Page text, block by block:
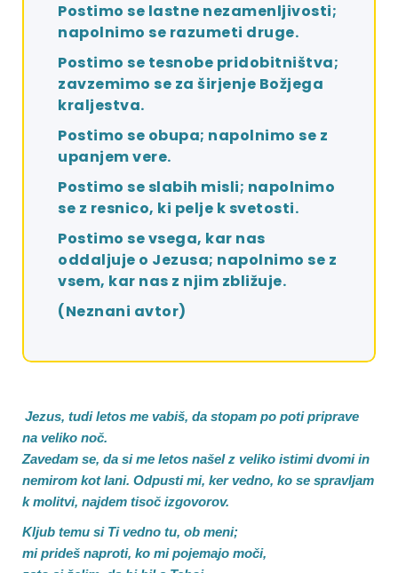
Postimo se lastne nezamenljivosti;
napolnimo se razumeti druge.
Postimo se tesnobe pridobitništva;
zavzemimo se za širjenje Božjega
kraljestva.
Postimo se obupa; napolnimo se z
upanjem vere.
Postimo se slabih misli; napolnimo
se z resnico, ki pelje k svetosti.
Postimo se vsega, kar nas
oddaljuje o Jezusa; napolnimo se z
vsem, kar nas z njim zbližuje.
(Neznani avtor)
Jezus, tudi letos me vabiš, da stopam po poti priprave
na veliko noč.
Zavedam se, da si me letos našel z veliko istimi dvomi in
nemirom kot lani. Odpusti mi, ker vedno, ko se spravljam
k molitvi, najdem tisoč izgovorov.
Kljub temu si Ti vedno tu, ob meni;
mi prideš naproti, ko mi pojemajo moči,